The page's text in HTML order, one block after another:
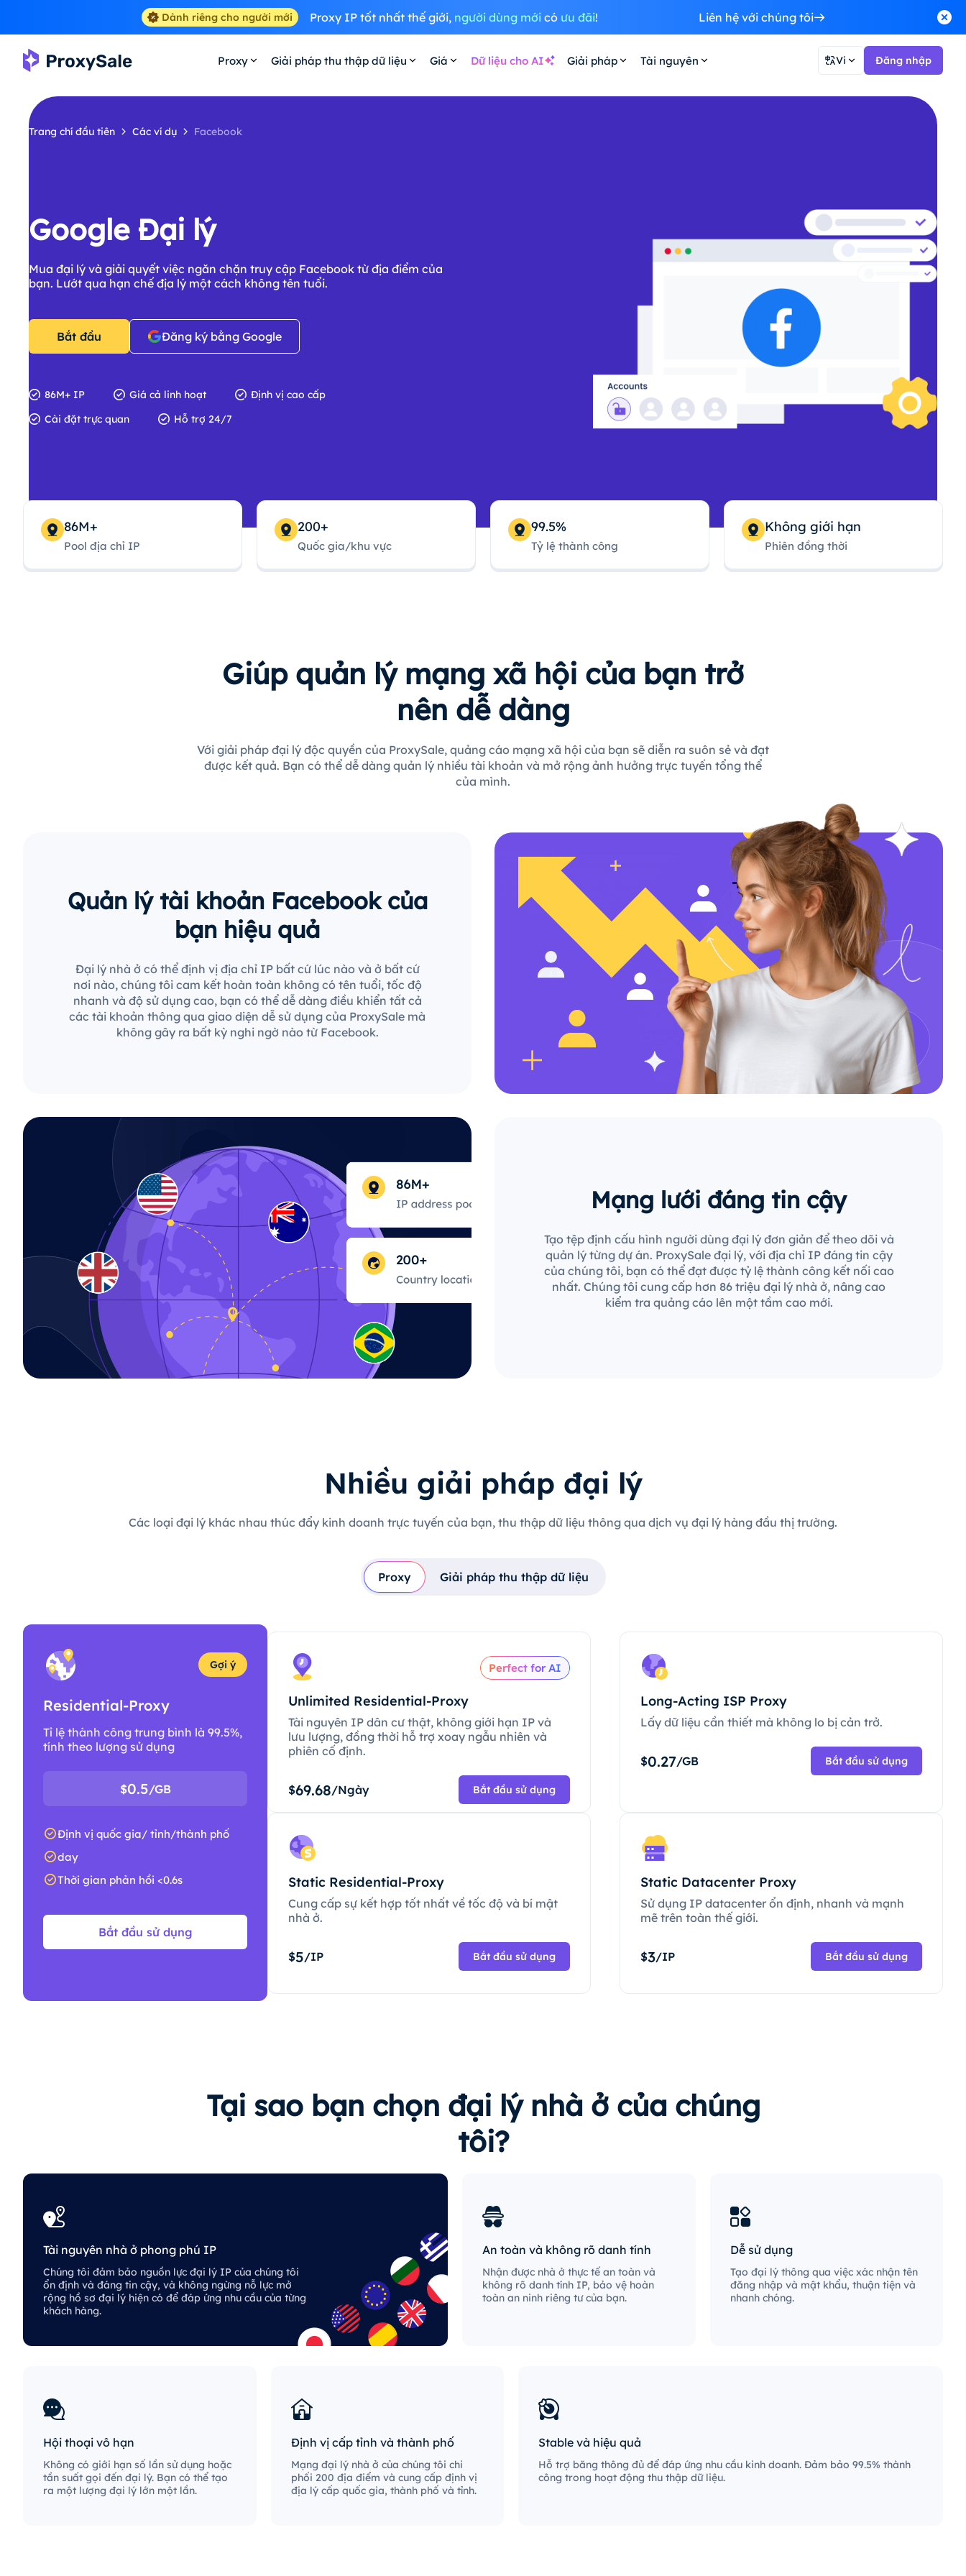
Dành riêng cho người mới Proxy IP tốt nhất thế giới, người dùng mớicó ưu đãi! Liên hệ với chúng tôi
Proxy Giải pháp thu thập dữ liệu Giá Dữ liệu cho AI Giải pháp Tài nguyên Vi Đăng nhập
Trang chí đầu tiên Các ví dụ Facebook
Google Đại lý
Mua đại lý và giải quyết việc ngăn chặn truy cập Facebook từ địa điểm của
bạn. Lướt qua hạn chế địa lý một cách không tên tuổi.
Bắt đầu Đăng ký bằng Google
86M+ IP Giá cả linh hoạt
Định vị cao cấp
Cài đặt trực quan
Hỗ trợ 24/7
86M+
Pool địa chỉ IP
200+
Quốc gia/khu vực
99.5%
Tỷ lệ thành công
Không giới hạn
Phiên đồng thời
Giúp quản lý mạng xã hội của bạn trở
nên dễ dàng
Với giải pháp đại lý độc quyền của ProxySale, quảng cáo mạng xã hội của bạn sẽ diễn ra suôn sẻ và đạt
được kết quả. Bạn có thể dễ dàng quản lý nhiều tài khoản và mở rộng ảnh hưởng trực tuyến tổng thể
của mình.
Quản lý tài khoản Facebook của
bạn hiệu quả
Đại lý nhà ở có thể định vị địa chỉ IP bất cứ lúc nào và ở bất cứ
nơi nào, chúng tôi cam kết hoàn toàn không có tên tuổi, tốc độ
nhanh và độ sử dụng cao, bạn có thể dễ dàng điều khiển tất cả
các tài khoản thông qua giao diện dễ sử dụng của ProxySale mà
không gây ra bất kỳ nghi ngờ nào từ Facebook.
Mạng lưới đáng tin cậy
Tạo tệp định cấu hình người dùng đại lý đơn giản để theo dõi và
quản lý từng dự án. ProxySale đại lý, với địa chỉ IP đáng tin cậy
của chúng tôi, bạn có thể đạt được tỷ lệ thành công kết nối cao
nhất. Chúng tôi cung cấp hơn 86 triệu đại lý nhà ở, nâng cao
kiểm tra quảng cáo lên một tầm cao mới.
Nhiều giải pháp đại lý
Các loại đại lý khác nhau thúc đẩy kinh doanh trực tuyến của bạn, thu thập dữ liệu thông qua dịch vụ đại lý hàng đầu thị trường.
Proxy Giải pháp thu thập dữ liệu
Gợi ý
Residential-Proxy
Tỉ lệ thành công trung bình là 99.5%,
tính theo lượng sử dụng
$0.5/GB
Định vị quốc gia/ tỉnh/thành phố
day
Thời gian phản hồi <0.6s
Bắt đầu sử dụng
Perfect for AI
Unlimited Residential-Proxy
Tài nguyên IP dân cư thật, không giới hạn IP và
lưu lượng, đồng thời hỗ trợ xoay ngẫu nhiên và
phiên cố định.
$69.68/Ngày Bắt đầu sử dụng
Long-Acting ISP Proxy
Lấy dữ liệu cần thiết mà không lo bị cản trở.
$0.27/GB Bắt đầu sử dụng
Static Residential-Proxy
Cung cấp sự kết hợp tốt nhất về tốc độ và bí mật
nhà ở.
$5/IP Bắt đầu sử dụng
Static Datacenter Proxy
Sử dụng IP datacenter ổn định, nhanh và mạnh
mẽ trên toàn thế giới.
$3/IP Bắt đầu sử dụng
Tại sao bạn chọn đại lý nhà ở của chúng
tôi?
Tài nguyên nhà ở phong phú IP
Chúng tôi đảm bảo nguồn lực đại lý IP của chúng tôi
ổn định và đáng tin cậy, và không ngừng nỗ lực mở
rộng hồ sơ đại lý hiện có để đáp ứng nhu cầu của từng
khách hàng.
An toàn và không rõ danh tính
Nhận được nhà ở thực tế an toàn và
không rõ danh tính IP, bảo vệ hoàn
toàn an ninh riêng tư của bạn.
Dễ sử dụng
Tạo đại lý thông qua việc xác nhận tên
đăng nhập và mật khẩu, thuận tiện và
nhanh chóng.
Hội thoại vô hạn
Không có giới hạn số lần sử dụng hoặc
tần suất gọi đến đại lý. Bạn có thể tạo
ra một lượng đại lý lớn một lần.
Định vị cấp tỉnh và thành phố
Mạng đại lý nhà ở của chúng tôi chi
phối 200 địa điểm và cung cấp định vị
địa lý cấp quốc gia, thành phố và tỉnh.
Stable và hiệu quả
Hỗ trợ băng thông đủ để đáp ứng nhu cầu kinh doanh. Đảm bảo 99.5% thành
công trong hoạt động thu thập dữ liệu.